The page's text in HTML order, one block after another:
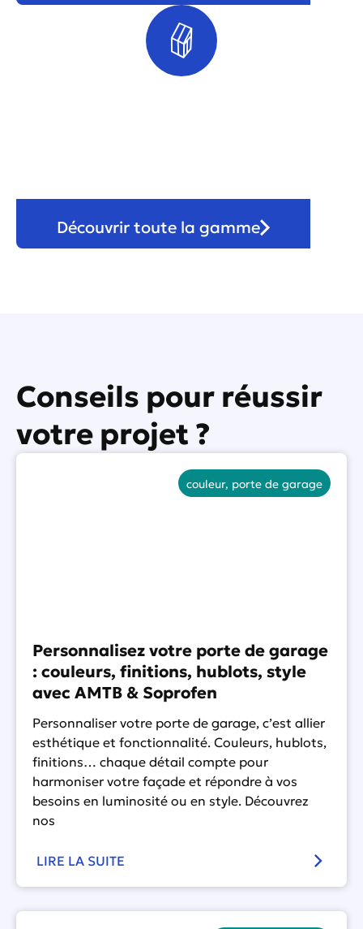
Découvrir toute la gamme
Conseils pour réussir
votre projet ?
couleur, porte de garage
Personnalisez votre porte de garage
: couleurs, finitions, hublots, style
avec AMTB & Soprofen
Personnaliser votre porte de garage, c’est allier
esthétique et fonctionnalité. Couleurs, hublots,
finitions… chaque détail compte pour
harmoniser votre façade et répondre à vos
besoins en luminosité ou en style. Découvrez
nos
LIRE LA SUITE